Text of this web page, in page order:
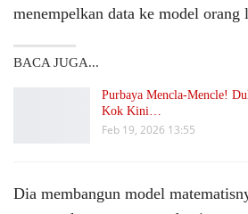
menempelkan data ke model orang
BACA JUGA...
Purbaya Mencla-Mencle!
Kok Kini…
Feb 19, 2026 13:55
Dia membangun model